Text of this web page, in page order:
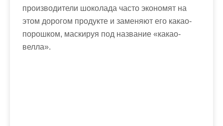
производители шоколада часто экономят на
этом дорогом продукте и заменяют его какао-
порошком, маскируя под название «какао-
велла».